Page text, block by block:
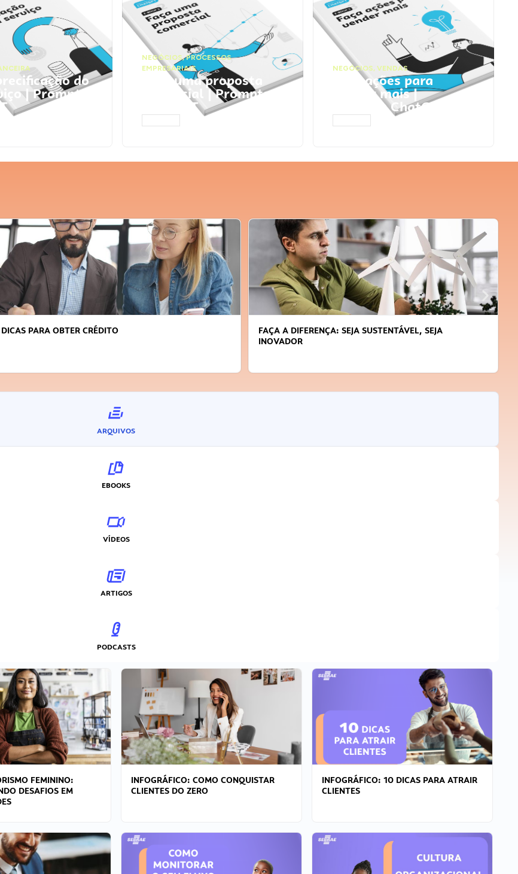
do
| Prompts
NEGÓCIOS,PROCESSOS
EMPRESARIAIS
Faça uma proposta
comercial | Prompts
ChatGPT
NEGÓCIOS, VENDAS
Faça ações para
vender mais |
Prompts ChatGPT
DICAS PARA OBTER CRÉDITO
FAÇA A DIFERENÇA: SEJA SUSTENTÁVEL, SEJA
INOVADOR
ARQUIVOS
EBOOKS
VÍDEOS
ARTIGOS
PODCASTS
FEMININO:
DESAFIOS EM
INFOGRÁFICO: COMO CONQUISTAR
CLIENTES DO ZERO
INFOGRÁFICO: 10 DICAS PARA ATRAIR
CLIENTES